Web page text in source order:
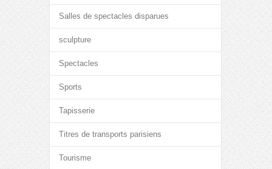
Salles de spectacles disparues
sculpture
Spectacles
Sports
Tapisserie
Titres de transports parisiens
Tourisme